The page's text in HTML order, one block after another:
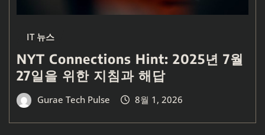
IT 뉴스
NYT Connections Hint: 2025년 7월
27일을 위한 지침과 해답
Gurae Tech Pulse 8월 1, 2026